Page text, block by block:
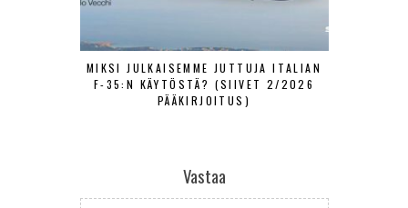
MIKSI JULKAISEMME JUTTUJA ITALIAN
F-35:N KÄYTÖSTÄ? (SIIVET 2/2026
PÄÄKIRJOITUS)
Vastaa